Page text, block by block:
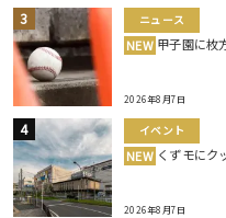
ニュース
NEW 甲子園に枚
2026年8月7日
イベント
NEW くずモにク
2026年8月7日